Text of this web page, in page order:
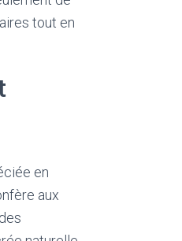
tout en
en
aux